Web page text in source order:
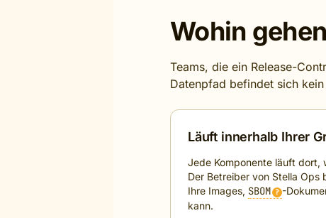
Wohin
Teams, die ein Release-
Datenpfad befindet sich
Läuft innerhalb Ihrer
Jede Komponente läuft dort,
Der Betreiber von Stella
Ihre Images, SBOM ? -
kann.